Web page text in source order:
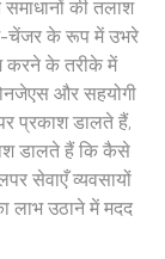
की तलाश
चेंजर के रूप में उभरे
करने के तरीके में
और सहयोगी
प्रकाश डालते हैं,
डालते हैं कि कैसे
सेवाएँ व्यवसायों
उठाने में मदद